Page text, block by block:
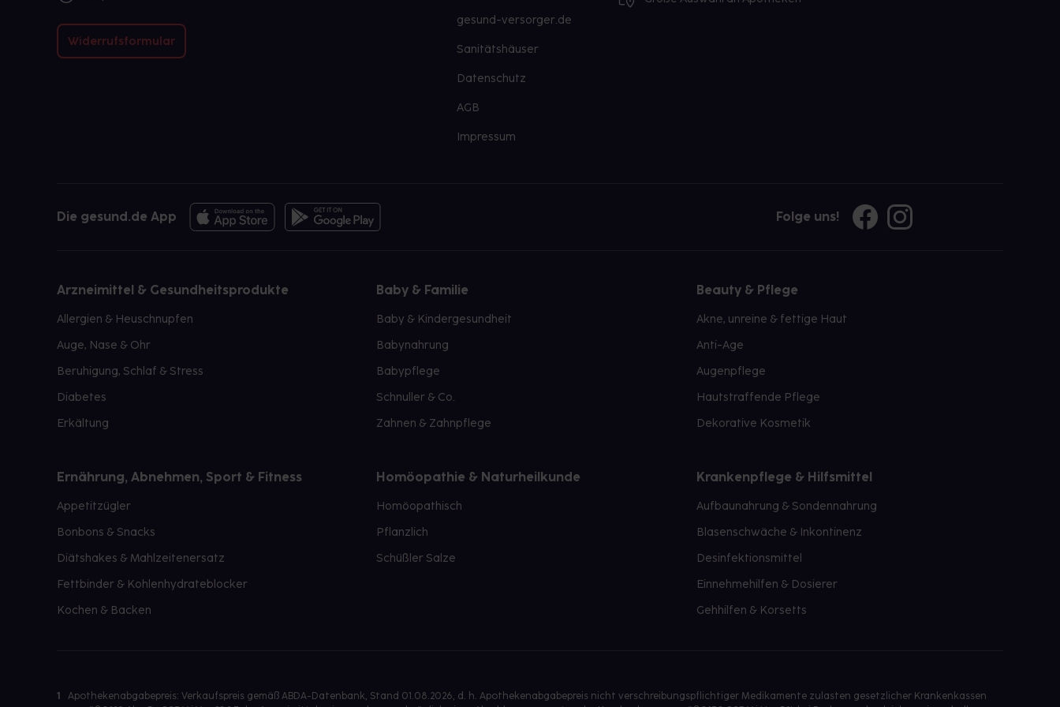
nach seinen Anweisungen anwenden.
Widerrufsformular
gesund-versorger.de
Sanitätshäuser
Datenschutz
AGB
Impressum
Die gesund.de App Folge uns!
Arzneimittel & Gesundheitsprodukte
Allergien & Heuschnupfen
Auge, Nase & Ohr
Beruhigung, Schlaf & Stress
Diabetes
Erkältung
Baby & Familie
Baby & Kindergesundheit
Babynahrung
Babypflege
Schnuller & Co.
Zahnen & Zahnpflege
Beauty & Pflege
Akne, unreine & fettige Haut
Anti-Age
Augenpflege
Hautstraffende Pflege
Dekorative Kosmetik
Ernährung, Abnehmen, Sport & Fitness
Appetitzügler
Bonbons & Snacks
Diätshakes & Mahlzeitenersatz
Fettbinder & Kohlenhydrateblocker
Kochen & Backen
Homöopathie & Naturheilkunde
Homöopathisch
Pflanzlich
Schüßler Salze
Krankenpflege & Hilfsmittel
Aufbaunahrung & Sondennahrung
Blasenschwäche & Inkontinenz
Desinfektionsmittel
Einnehmehilfen & Dosierer
Gehhilfen & Korsetts
1
Apothekenabgabepreis: Verkaufspreis gemäß ABDA-Datenbank, Stand 01.08.2026, d. h. Apothekenabgabepreis nicht verschreibungspflichtiger Medikamente zulasten gesetzlicher Krankenkassen